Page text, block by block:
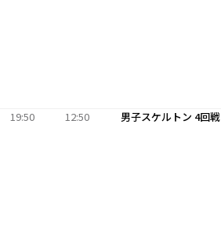
19:50 12:50 男子スケルトン 4回戦